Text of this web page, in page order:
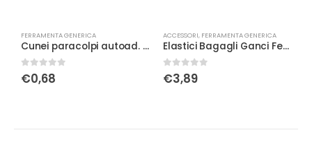
FERRAMENTA GENERICA
Cunei paracolpi autoad. linea Rober mar
0Su 5
€0,68
ACCESSORI, FERRAMENTA GENERICA
Elastici Bagagli Ganci Ferro cm.45
0Su 5
€3,89